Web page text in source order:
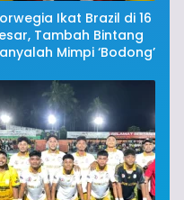
Ikat Brazil di 16
Tambah Bintang
Mimpi ‘Bodong’